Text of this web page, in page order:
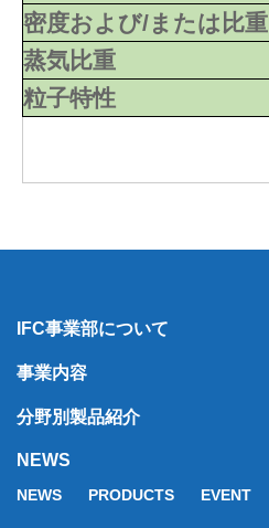
密度および/または比重
蒸気比重
粒子特性
IFC事業部について
事業内容
分野別製品紹介
NEWS
NEWS PRODUCTS EVENT